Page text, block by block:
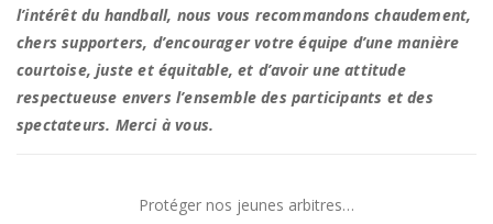
l’intérêt du handball, nous vous recommandons chaudement,
chers supporters, d’encourager votre équipe d’une manière
courtoise, juste et équitable, et d’avoir une attitude
respectueuse envers l’ensemble des participants et des
spectateurs. Merci à vous.
Protéger nos jeunes arbitres…